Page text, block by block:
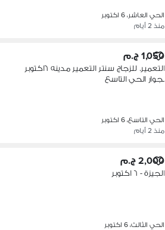
الحي العاشر، 6 اكتوبر
منذ 2 أيام
1,050 ج.م
التعمير. للزجاج سنتر التعمير مدينه ٦اكتوبر
بجوار الحي التاسع
الحي التاسع، 6 اكتوبر
منذ 2 أيام
2,000 ج.م
الجيزة - ٦ اكتوبر
الحي الثالث، 6 اكتوبر